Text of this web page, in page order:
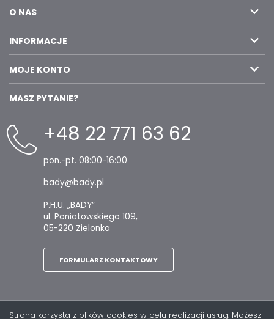
O NAS
INFORMACJE
MOJE KONTO
MASZ PYTANIE?
+48 22 771 63 62
pon.-pt. 08:00-16:00
bady@bady.pl
P.H.U. „BADY”
ul. Poniatowskiego 109,
05-220 Zielonka
FORMULARZ KONTAKTOWY
Strona korzysta z plików cookies w celu realizacji usług. Możesz